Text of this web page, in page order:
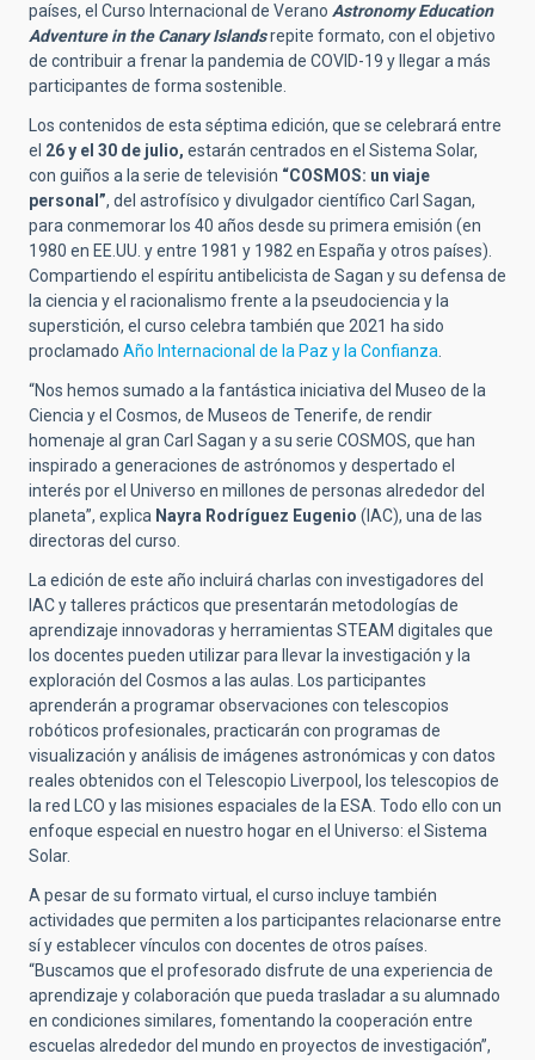
países, el Curso Internacional de Verano Astronomy Education
Adventure in the Canary Islandsrepite formato, con el objetivo
de contribuir a frenar la pandemia de COVID-19 y llegar a más
participantes de forma sostenible.
Los contenidos de esta séptima edición, que se celebrará entre
el 26 y el 30 de julio, estarán centrados en el Sistema Solar,
con guiños a la serie de televisión “COSMOS: un viaje
personal ”, del astrofísico y divulgador científico Carl Sagan,
para conmemorar los 40 años desde su primera emisión (en
1980 en EE.UU. y entre 1981 y 1982 en España y otros países).
Compartiendo el espíritu antibelicista de Sagan y su defensa de
la ciencia y el racionalismo frente a la pseudociencia y la
superstición, el curso celebra también que 2021 ha sido
proclamado Año Internacional de la Paz y la Confianza.
“Nos hemos sumado a la fantástica iniciativa del Museo de la
Ciencia y el Cosmos, de Museos de Tenerife, de rendir
homenaje al gran Carl Sagan y a su serie COSMOS, que han
inspirado a generaciones de astrónomos y despertado el
interés por el Universo en millones de personas alrededor del
planeta”, explica Nayra Rodríguez Eugenio (IAC), una de las
directoras del curso.
La edición de este año incluirá charlas con investigadores del
IAC y talleres prácticos que presentarán metodologías de
aprendizaje innovadoras y herramientas STEAM digitales que
los docentes pueden utilizar para llevar la investigación y la
exploración del Cosmos a las aulas. Los participantes
aprenderán a programar observaciones con telescopios
robóticos profesionales, practicarán con programas de
visualización y análisis de imágenes astronómicas y con datos
reales obtenidos con el Telescopio Liverpool, los telescopios de
la red LCO y las misiones espaciales de la ESA. Todo ello con un
enfoque especial en nuestro hogar en el Universo: el Sistema
Solar.
A pesar de su formato virtual, el curso incluye también
actividades que permiten a los participantes relacionarse entre
sí y establecer vínculos con docentes de otros países.
“Buscamos que el profesorado disfrute de una experiencia de
aprendizaje y colaboración que pueda trasladar a su alumnado
en condiciones similares, fomentando la cooperación entre
escuelas alrededor del mundo en proyectos de investigación”,